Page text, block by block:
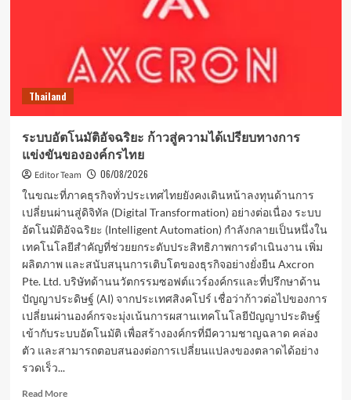
ขับ
เคลื่อน
Thailand
ระบบอัตโนมัติอัจฉริยะ ก้าวสู่ความได้เปรียบทางการ
แข่งขันขององค์กรไทย
Editor Team
06/08/2026
ในขณะที่ภาคธุรกิจทั่วประเทศไทยยังคงเดินหน้าลงทุนด้านการ
เปลี่ยนผ่านสู่ดิจิทัล (Digital Transformation) อย่างต่อเนื่อง ระบบ
อัตโนมัติอัจฉริยะ (Intelligent Automation) กำลังกลายเป็นหนึ่งใน
เทคโนโลยีสำคัญที่ช่วยยกระดับประสิทธิภาพการดำเนินงาน เพิ่ม
ผลิตภาพ และสนับสนุนการเติบโตของธุรกิจอย่างยั่งยืน Axcron
Pte. Ltd. บริษัทด้านนวัตกรรมซอฟต์แวร์องค์กรและที่ปรึกษาด้าน
ปัญญาประดิษฐ์ (AI) จากประเทศสิงคโปร์ เชื่อว่าก้าวต่อไปของการ
เปลี่ยนผ่านองค์กรจะมุ่งเน้นการผสานเทคโนโลยีปัญญาประดิษฐ์
เข้ากับระบบอัตโนมัติ เพื่อสร้างองค์กรที่มีความชาญฉลาด คล่อง
ตัว และสามารถตอบสนองต่อการเปลี่ยนแปลงของตลาดได้อย่าง
รวดเร็ว...
Read MoreRead